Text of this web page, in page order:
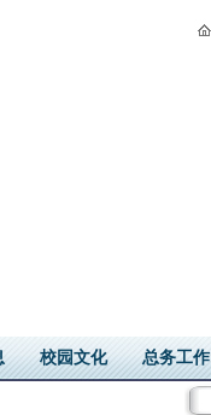
校园文化 总务工作